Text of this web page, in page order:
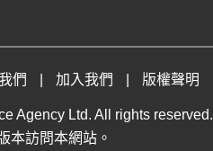
們 加入我們 版權聲明
Agency Ltd. All rights reserved.
本訪問本網站。